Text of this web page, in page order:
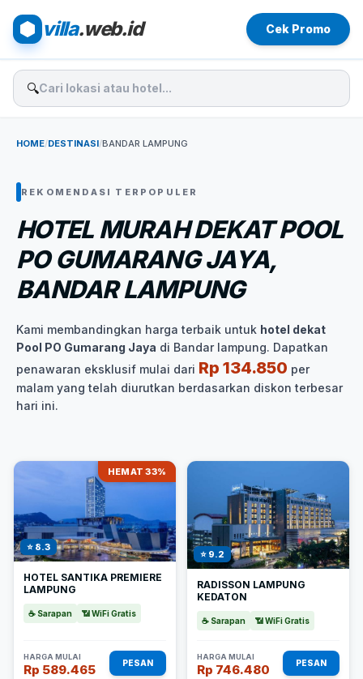
villa.web.id Cek Promo
🔍
HOME/DESTINASI/BANDAR LAMPUNG
REKOMENDASI TERPOPULER
HOTEL MURAH DEKAT POOL
PO GUMARANG JAYA,
BANDAR LAMPUNG
Kami membandingkan harga terbaik untuk hotel dekat
Pool PO Gumarang Jaya di Bandar lampung. Dapatkan
penawaran eksklusif mulai dari Rp 134.850 per
malam yang telah diurutkan berdasarkan diskon terbesar
hari ini.
HEMAT 33%
⭐ 8.3
HOTEL SANTIKA PREMIERE
LAMPUNG
☕ Sarapan 📶 WiFi Gratis
HARGA MULAI
Rp 589.465 PESAN
⭐ 9.2
RADISSON LAMPUNG
KEDATON
☕ Sarapan 📶 WiFi Gratis
HARGA MULAI
Rp 746.480 PESAN